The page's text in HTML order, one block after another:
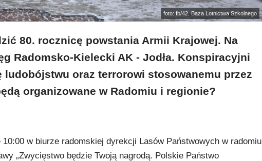
foto: fb/42. Baza Lotnictwa Szkolnego
80. rocznicę powstania Armii Krajowej. Na
Radomsko-Kielecki AK - Jodła. Konspiracyjni
ludobójstwu oraz terrorowi stosowanemu przez
organizowane w Radomiu i regionie?
10:00 w biurze radomskiej dyrekcji Lasów Państwowych w radomiu
„Zwycięstwo będzie Twoją nagrodą. Polskie Państwo